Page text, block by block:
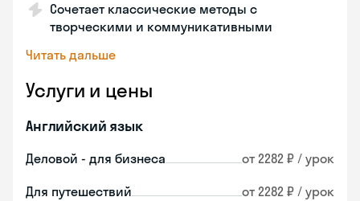
Сочетает классические методы с
творческими и коммуникативными
Читать дальше
Услуги и цены
Английский язык
Деловой - для бизнеса от 2282 ₽ / урок
Для путешествий от 2282 ₽ / урок